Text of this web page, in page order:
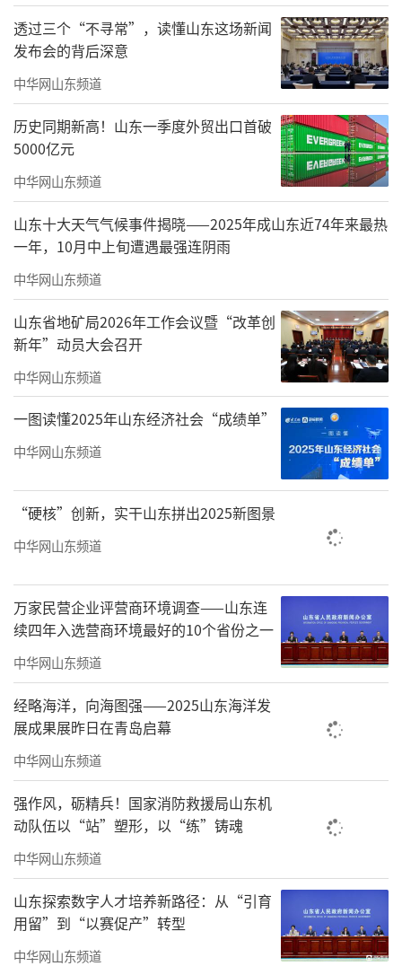
关键阶段，谭庆琏针对行业未来发展提出建
议。他强调，随着市场从“增量开发”向“存
量运营”转变，企业不能再局限于传统开发模
式，而应聚焦“城市服务商”定位，将业务重
心向生活服务、社区运营、资产管理等领域延
伸，通过多元化布局增强抗风险能力。“人民
群众对美好生活的向往，已从‘有房住’转
向‘住得好’，这要求企业把服务品质放在首
位，让住房不仅是居住空间，更是承载幸福生
活的平台。”
谈及城市生活服务发展，谭庆琏对山东绿
地泉集团的探索给予高度评价。他提到，绿地
泉集团近年来在社区养老、智慧物业、便民商
业等领域的尝试，正是对“以人民为中心”发
展理念的落地，此类实践既提升了居民生活便
利度，也为城市治理注入了企业力量。他希望
企业继续发挥深耕区域的优势，持续创新服务
模式，整合资源打造“一站式”生活服务体
系，同时带动更多行业主体参与城市生活服务
建设，共同推动城市功能完善与民生福祉提
升。
大会现场，参会嘉宾围绕房地产行业转
型、城市生活服务创新等议题展开交流。谭庆
琏的讲话因其对行业趋势的精准把握和对民生
需求的关注，引发广泛共鸣，为大会凝聚发展
共识、明确实践方向起到重要作用。
（来源：中国房地产网）
透过三个“不寻常”，读懂山东这场新闻
发布会的背后深意
中华网山东频道
历史同期新高！山东一季度外贸出口首破
5000亿元
中华网山东频道
山东十大天气气候事件揭晓——2025年成山东近74年来最热
一年，10月中上旬遭遇最强连阴雨
中华网山东频道
山东省地矿局2026年工作会议暨“改革创
新年”动员大会召开
中华网山东频道
一图读懂2025年山东经济社会“成绩单”
中华网山东频道
“硬核”创新，实干山东拼出2025新图景
中华网山东频道
万家民营企业评营商环境调查——山东连
续四年入选营商环境最好的10个省份之一
中华网山东频道
经略海洋，向海图强——2025山东海洋发
展成果展昨日在青岛启幕
中华网山东频道
强作风，砺精兵！国家消防救援局山东机
动队伍以“站”塑形，以“练”铸魂
中华网山东频道
山东探索数字人才培养新路径：从“引育
用留”到“以赛促产”转型
中华网山东频道